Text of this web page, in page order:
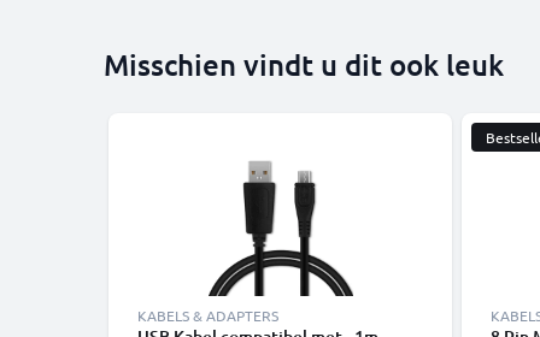
Misschien vindt u dit ook leuk
KABELS & ADAPTERS